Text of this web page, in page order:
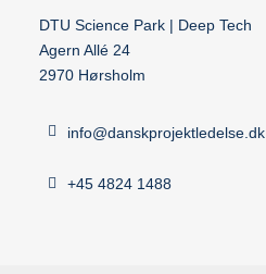
DTU Science Park | Deep Tech
Agern Allé 24
2970 Hørsholm
info@danskprojektledelse.dk
+45 4824 1488